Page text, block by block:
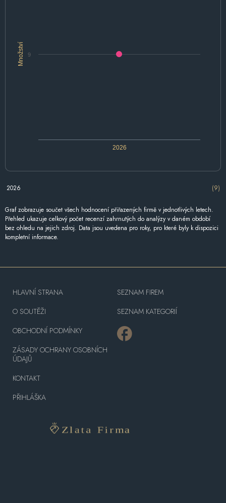
Množství
2026
9
2026 (9)
Graf zobrazuje součet všech hodnocení přiřazených firmě v jednotlivých letech.
Přehled ukazuje celkový počet recenzí zahrnutých do analýzy v daném období
bez ohledu na jejich zdroj. Data jsou uvedena pro roky, pro které byly k dispozici
kompletní informace.
HLAVNÍ STRANA
O SOUTĚŽI
OBCHODNÍ PODMÍNKY
ZÁSADY OCHRANY OSOBNÍCH
ÚDAJŮ
KONTAKT
PŘIHLÁŠKA
SEZNAM FIREM
SEZNAM KATEGORIÍ